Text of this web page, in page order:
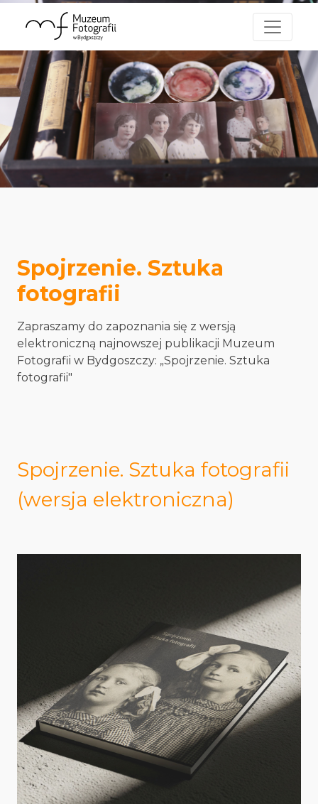
Spojrzenie. Sztuka
fotografii
Zapraszamy do zapoznania się z wersją
elektroniczną najnowszej publikacji Muzeum
Fotografii w Bydgoszczy: „Spojrzenie. Sztuka
fotografii"
Spojrzenie. Sztuka fotografii
(wersja elektroniczna)